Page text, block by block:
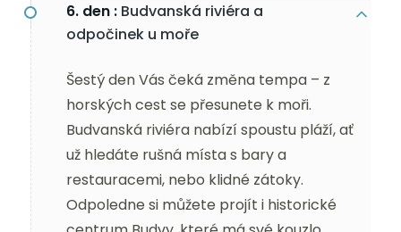
6. den : Budvanská riviéra a
odpočinek u moře
Šestý den Vás čeká změna tempa – z
horských cest se přesunete k moři.
Budvanská riviéra nabízí spoustu pláží, ať
už hledáte rušná místa s bary a
restauracemi, nebo klidné zátoky.
Odpoledne si můžete projít i historické